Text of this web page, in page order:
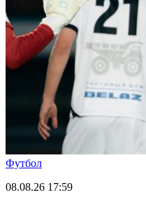
Футбол
08.08.26 17:59